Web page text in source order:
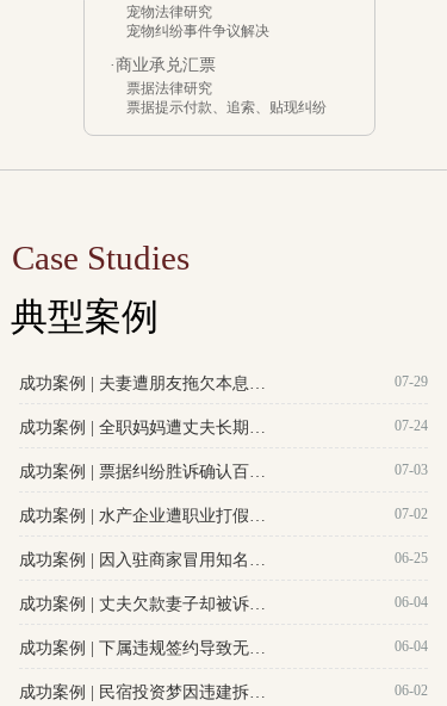
·商业承兑汇票
宠物法律研究
宠物纠纷事件争议解决
票据法律研究
票据提示付款、追索、贴现纠纷
Case Studies
成功案例 | 夫妻遭朋友拖欠本息达2800余万元，格德律师成功推翻被告400万还款抵扣本金的主张，助当事人争取高额逾期利息。 07-29
成功案例 | 全职妈妈遭丈夫长期冷暴力，离婚谈判频频陷入被动，格德助当事人成功离婚并争取抚养权及350万元补偿款。 07-24
成功案例 | 票据纠纷胜诉确认百万余元债权却无财产可执行，格德律师起诉追责股东成功完成深度执行。 07-03
成功案例 | 水产企业遭职业打假人恶意索赔，格德助其驳回退一赔十诉请。 07-02
成功案例 | 因入驻商家冒用知名品牌字号宣传，平台遭连带起诉，格德助平台方成功驳回承担侵权连带赔偿诉请。 06-25
成功案例 | 丈夫欠款妻子却被诉连带还款，甚至撤销离婚房产分割？格德律师助当事人成功驳回夫妻共同债务与撤销离婚房产处置诉请。 06-04
成功案例 | 下属违规签约导致无故被开除，格德成功助当事人仲裁获22万赔偿。 06-04
成功案例 | 民宿投资梦因违建拆除而破碎，百万元投资款被拒绝退还，格德助当事人成功追回投资款。 06-02
典型案例